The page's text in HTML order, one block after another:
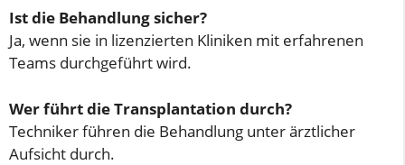
Ist die Behandlung sicher?
Ja, wenn sie in lizenzierten Kliniken mit erfahrenen
Teams durchgeführt wird.
Wer führt die Transplantation durch?
Techniker führen die Behandlung unter ärztlicher
Aufsicht durch.